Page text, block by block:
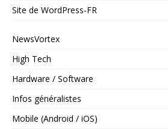
Site de WordPress-FR
NewsVortex
High Tech
Hardware / Software
Infos généralistes
Mobile (Android / iOS)